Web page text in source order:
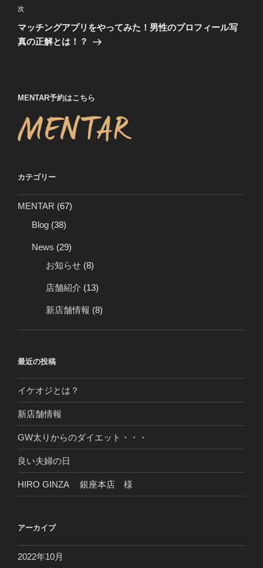
ビ
ゲ
ー
稿
次
の
投
次
マッチングアプリをやってみた！男性のプロフィール写
真の正解とは！？
MENTAR予約はこちら
カテゴリー
MENTAR (67)
Blog (38)
News (29)
お知らせ (8)
店舗紹介 (13)
新店舗情報 (8)
最近の投稿
イケオジとは？
新店舗情報
GW太りからのダイエット・・・
良い夫婦の日
HIRO GINZA 銀座本店 様
アーカイブ
2022年10月